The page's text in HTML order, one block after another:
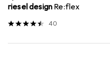
riesel design Re:flex
40